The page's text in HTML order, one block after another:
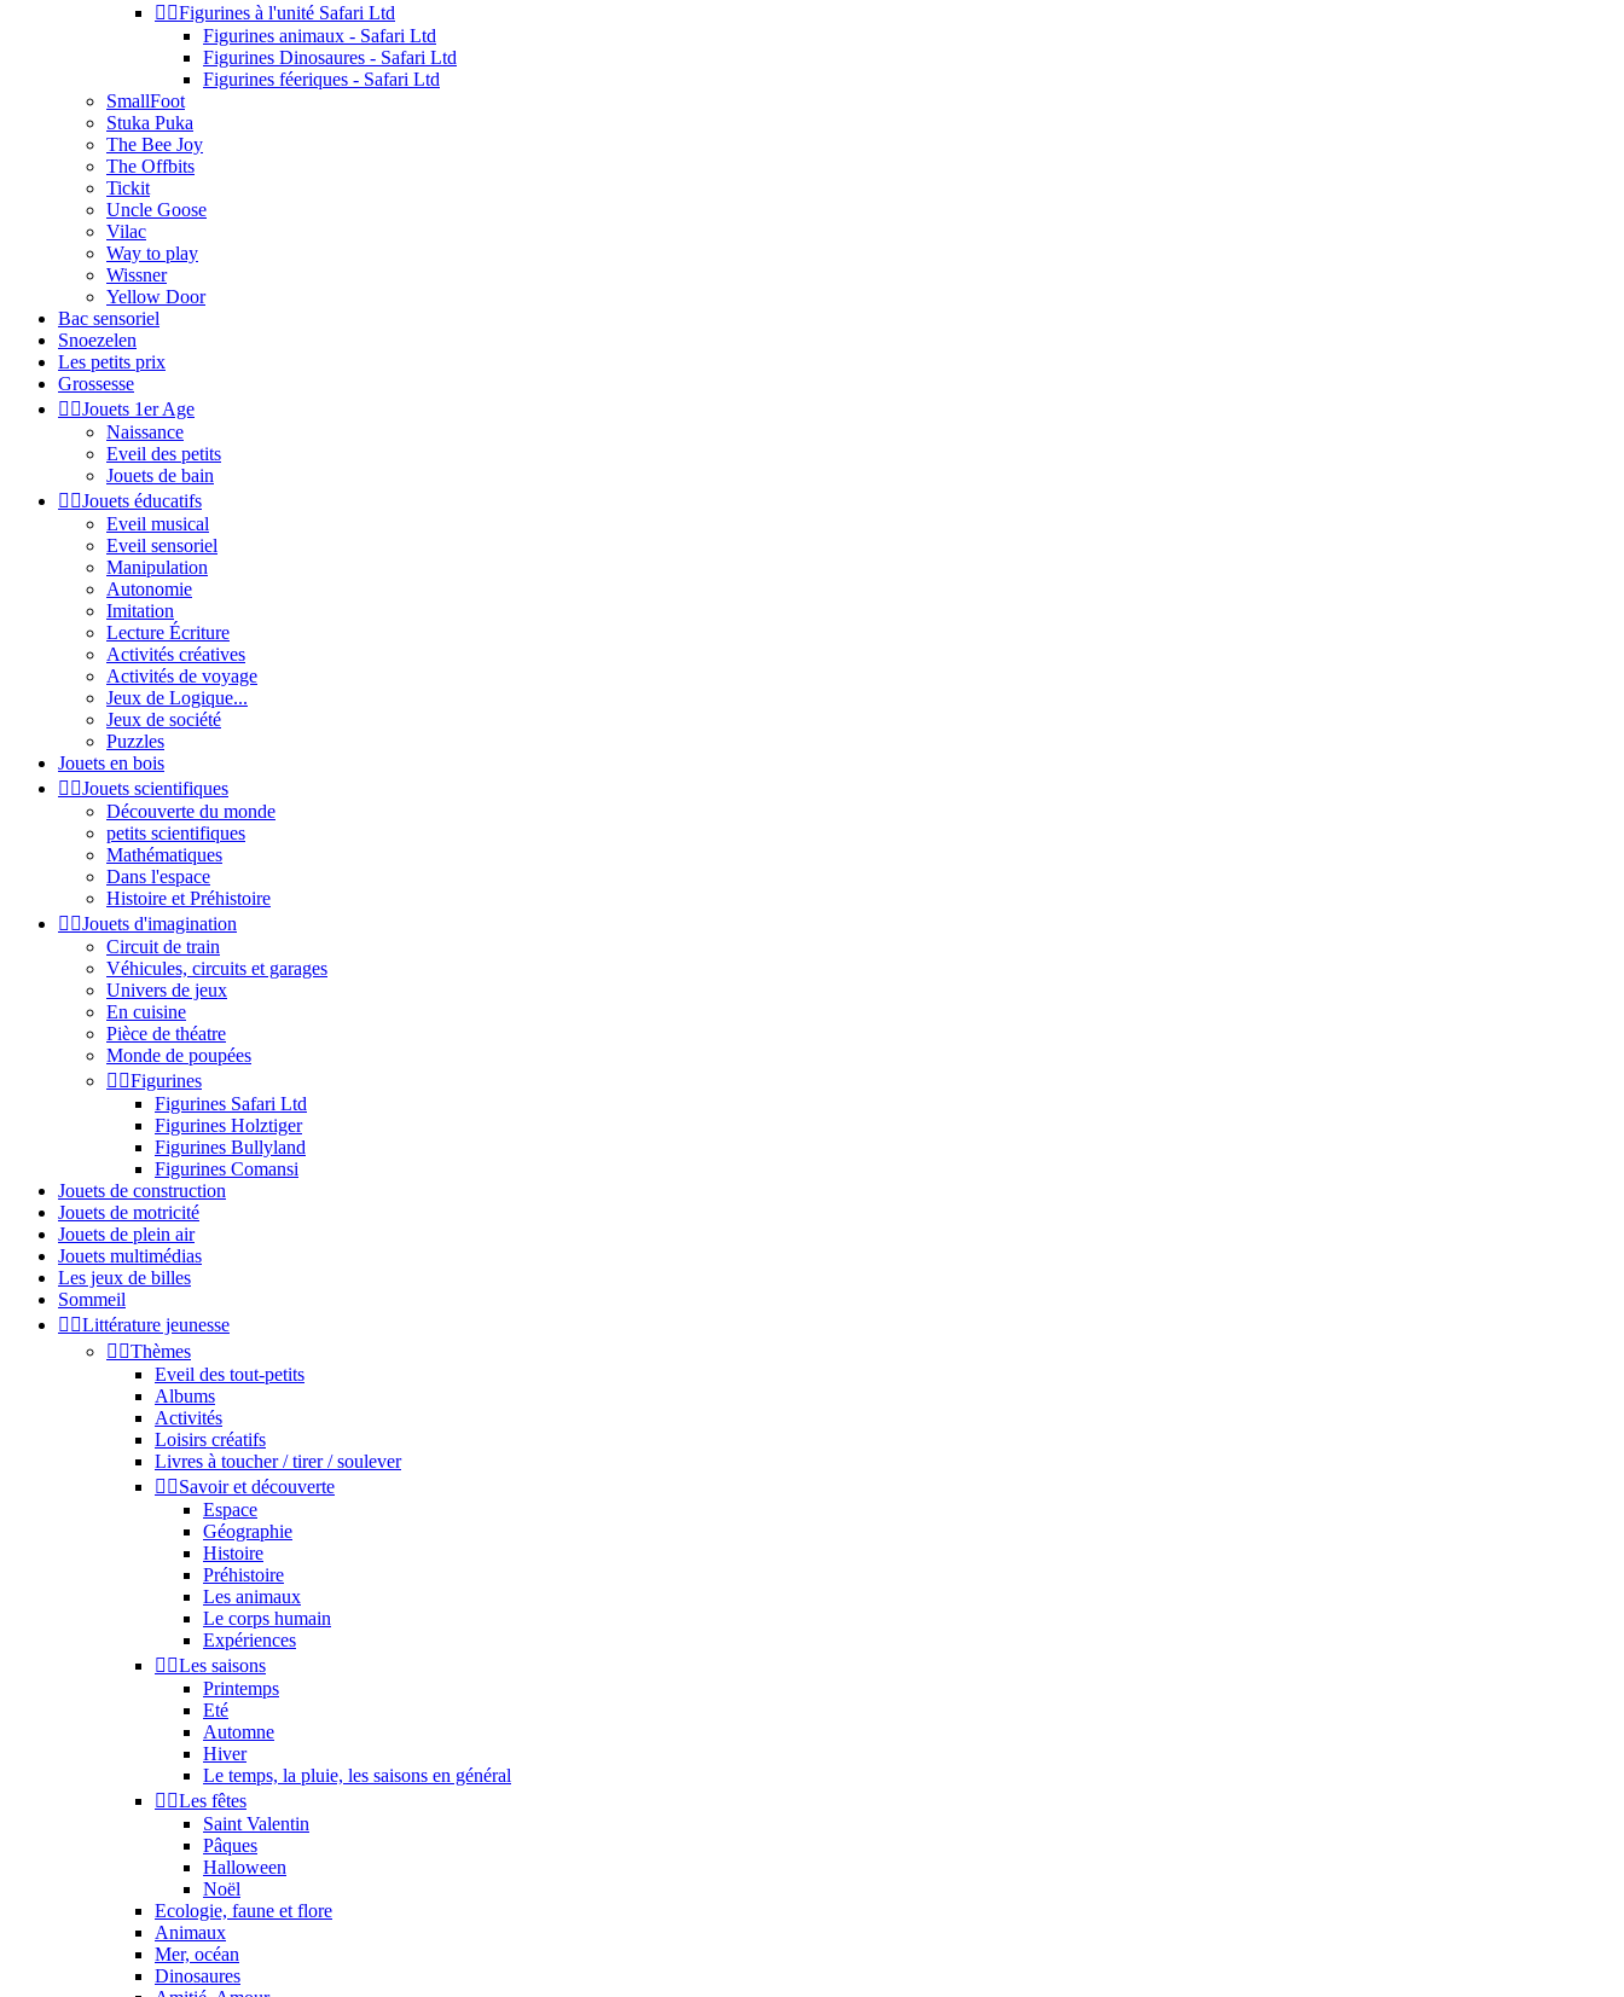
 Figurines à l'unité Safari Ltd
Figurines animaux - Safari Ltd
Figurines Dinosaures - Safari Ltd
Figurines féeriques - Safari Ltd
SmallFoot
Stuka Puka
The Bee Joy
The Offbits
Tickit
Uncle Goose
Vilac
Way to play
Wissner
Yellow Door
Bac sensoriel
Snoezelen
Les petits prix
Grossesse
 Jouets 1er Age
Naissance
Eveil des petits
Jouets de bain
 Jouets éducatifs
Eveil musical
Eveil sensoriel
Manipulation
Autonomie
Imitation
Lecture Écriture
Activités créatives
Activités de voyage
Jeux de Logique...
Jeux de société
Puzzles
Jouets en bois
 Jouets scientifiques
Découverte du monde
petits scientifiques
Mathématiques
Dans l'espace
Histoire et Préhistoire
 Jouets d'imagination
Circuit de train
Véhicules, circuits et garages
Univers de jeux
En cuisine
Pièce de théatre
Monde de poupées
 Figurines
Figurines Safari Ltd
Figurines Holztiger
Figurines Bullyland
Figurines Comansi
Jouets de construction
Jouets de motricité
Jouets de plein air
Jouets multimédias
Les jeux de billes
Sommeil
 Littérature jeunesse
 Thèmes
Eveil des tout-petits
Albums
Activités
Loisirs créatifs
Livres à toucher / tirer / soulever
 Savoir et découverte
Espace
Géographie
Histoire
Préhistoire
Les animaux
Le corps humain
Expériences
 Les saisons
Printemps
Eté
Automne
Hiver
Le temps, la pluie, les saisons en général
 Les fêtes
Saint Valentin
Pâques
Halloween
Noël
Ecologie, faune et flore
Animaux
Mer, océan
Dinosaures